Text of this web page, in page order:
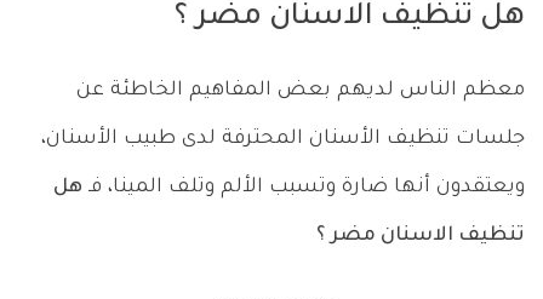
هل تنظيف الاسنان مضر ؟
معظم الناس لديهم بعض المفاهيم الخاطئة عن
جلسات تنظيف الأسنان المحترفة لدى طبيب الأسنان،
ويعتقدون أنها ضارة وتسبب الألم وتلف المينا، فـ هل
تنظيف الاسنان مضر ؟